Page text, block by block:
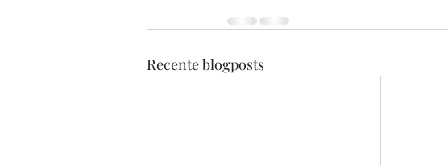
Recente blogposts